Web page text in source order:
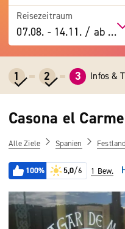
Reisezeitraum
07.08. -14.11. / ab 7 Tage
1 2 3 Infos &
Casona el
Alle Ziele Spanien
100% 5,0/6 1 Bew.